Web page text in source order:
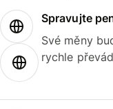
Spravujte
Své měny
rychle